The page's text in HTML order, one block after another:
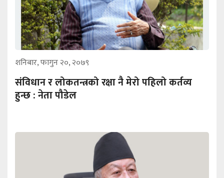
शनिबार, फागुन २०, २०७९
संविधान र लोकतन्त्रको रक्षा नै मेरो पहिलो कर्तव्य
हुन्छ : नेता पौडेल